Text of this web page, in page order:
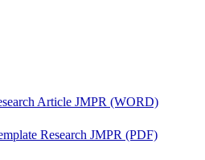
Article JMPR (WORD)
Research JMPR (PDF)